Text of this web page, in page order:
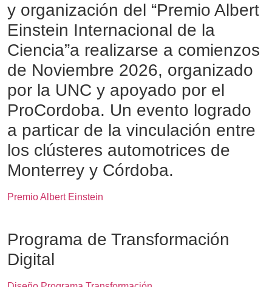
y organización del “Premio Albert
Einstein Internacional de la
Ciencia”a realizarse a comienzos
de Noviembre 2026, organizado
por la UNC y apoyado por el
ProCordoba. Un evento logrado
a particar de la vinculación entre
los clústeres automotrices de
Monterrey y Córdoba.
Premio Albert Einstein
Programa de Transformación
Digital